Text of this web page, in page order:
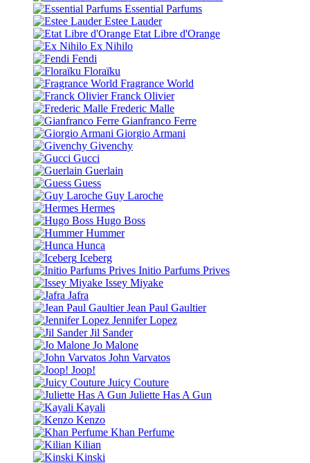
Essential Parfums
Estee Lauder
Etat Libre d'Orange
Ex Nihilo
Fendi
Floraïku
Fragrance World
Franck Olivier
Frederic Malle
Gianfranco Ferre
Giorgio Armani
Givenchy
Gucci
Guerlain
Guess
Guy Laroche
Hermes
Hugo Boss
Hummer
Hunca
Iceberg
Initio Parfums Prives
Issey Miyake
Jafra
Jean Paul Gaultier
Jennifer Lopez
Jil Sander
Jo Malone
John Varvatos
Joop!
Juicy Couture
Juliette Has A Gun
Kayali
Kenzo
Khan Perfume
Kilian
Kinski